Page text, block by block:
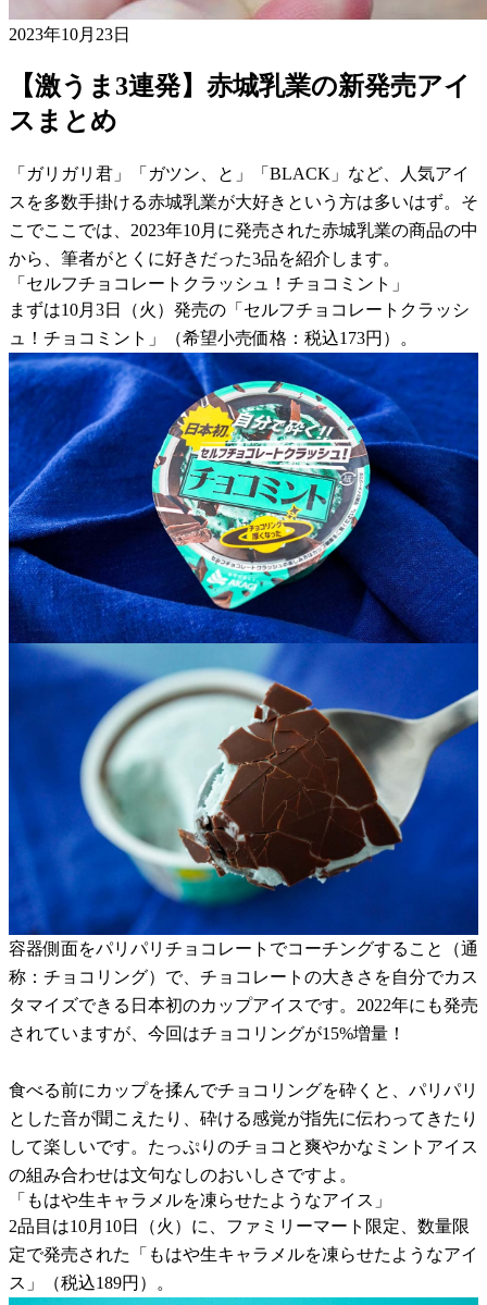
2023年10月23日
【激うま3連発】赤城乳業の新発売アイ
スまとめ
「ガリガリ君」「ガツン、と」「BLACK」など、人気アイ
スを多数手掛ける赤城乳業が大好きという方は多いはず。そ
こでここでは、2023年10月に発売された赤城乳業の商品の中
から、筆者がとくに好きだった3品を紹介します。
「セルフチョコレートクラッシュ！チョコミント」
まずは10月3日（火）発売の「セルフチョコレートクラッシ
ュ！チョコミント」（希望小売価格：税込173円）。
容器側面をパリパリチョコレートでコーチングすること（通
称：チョコリング）で、チョコレートの大きさを自分でカス
タマイズできる日本初のカップアイスです。2022年にも発売
されていますが、今回はチョコリングが15%増量！
食べる前にカップを揉んでチョコリングを砕くと、パリパリ
とした音が聞こえたり、砕ける感覚が指先に伝わってきたり
して楽しいです。たっぷりのチョコと爽やかなミントアイス
の組み合わせは文句なしのおいしさですよ。
「もはや生キャラメルを凍らせたようなアイス」
2品目は10月10日（火）に、ファミリーマート限定、数量限
定で発売された「もはや生キャラメルを凍らせたようなアイ
ス」（税込189円）。